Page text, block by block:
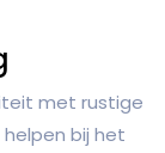
met rustige
bij het